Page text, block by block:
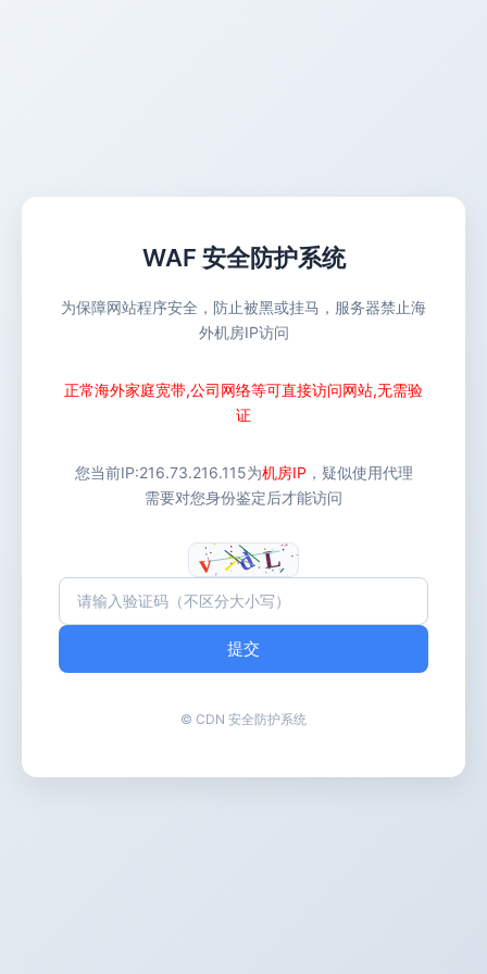
WAF 安全防护系统
为保障网站程序安全，防止被黑或挂马，服务器禁止海
外机房IP访问
正常海外家庭宽带,公司网络等可直接访问网站,无需验
证
您当前IP:216.73.216.115为机房IP ，疑似使用代理
需要对您身份鉴定后才能访问
提交
© CDN 安全防护系统